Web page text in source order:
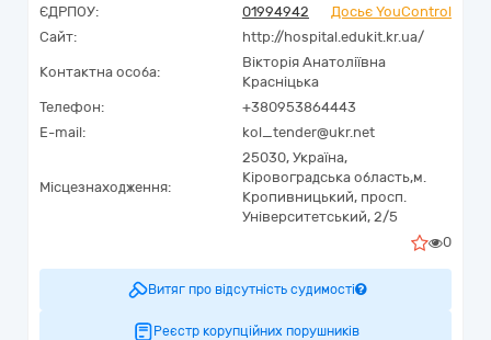
ЄДРПОУ:
01994942
Досьє YouControl
Сайт:
http://hospital.edukit.kr.ua/
Контактна особа:
Вікторія Анатоліївна
Красніцька
Телефон:
+380953864443
E-mail:
kol_tender@ukr.net
Місцезнаходження:
25030, Україна,
Кіровоградська область,м.
Кропивницький, просп.
Університетський, 2/5
0
Витяг про відсутність судимості
Реєстр корупційних порушників